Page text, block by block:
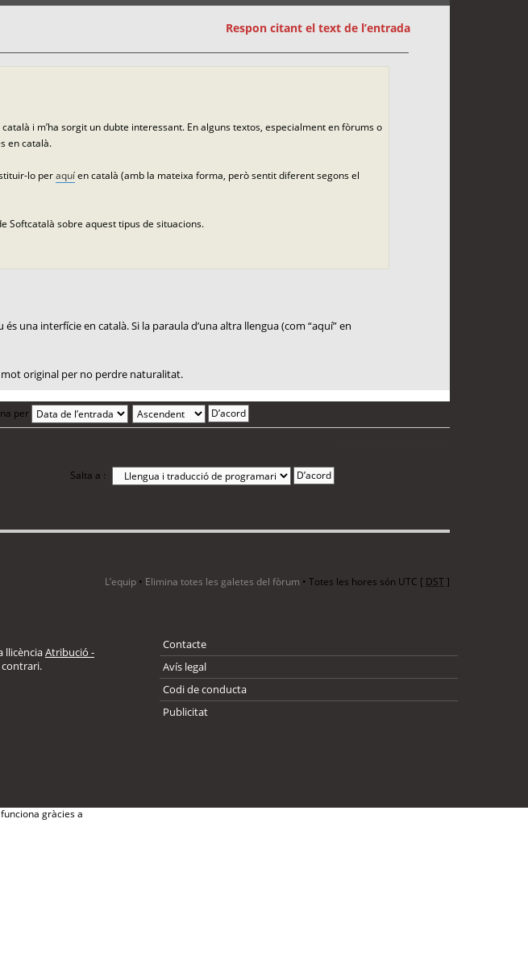
Respon citant el text de l’entrada
i m’ha sorgit un dubte interessant. En alguns textos, especialment en fòrums o
en català.
lo peraquíen català (amb la mateixa forma, però sentit diferent segons el
Softcatalà sobre aquest tipus de situacions.
una interfície en català. Si la paraula d’una altra llengua (com “aquí” en
original per no perdre naturalitat.
per
Salta a :
L’equip • Elimina totes les galetes del fòrum • Totes les hores són UTC [ DST]
llicènciaAtribució -
Contacte
Avís legal
Codi de conducta
Publicitat
gràcies a